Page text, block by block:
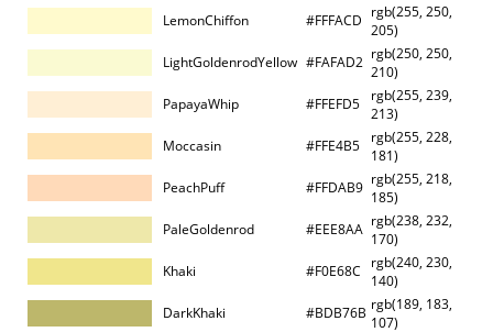
LemonChiffon
#FFFACD rgb(255, 250,
205)
LightGoldenrodYellow #FAFAD2 rgb(250, 250,
210)
PapayaWhip
#FFEFD5
rgb(255, 239,
213)
Moccasin
#FFE4B5
rgb(255, 228,
181)
PeachPuff
#FFDAB9 rgb(255, 218,
185)
PaleGoldenrod
#EEE8AA rgb(238, 232,
170)
Khaki
#F0E68C
rgb(240, 230,
140)
DarkKhaki
#BDB76B rgb(189, 183,
107)